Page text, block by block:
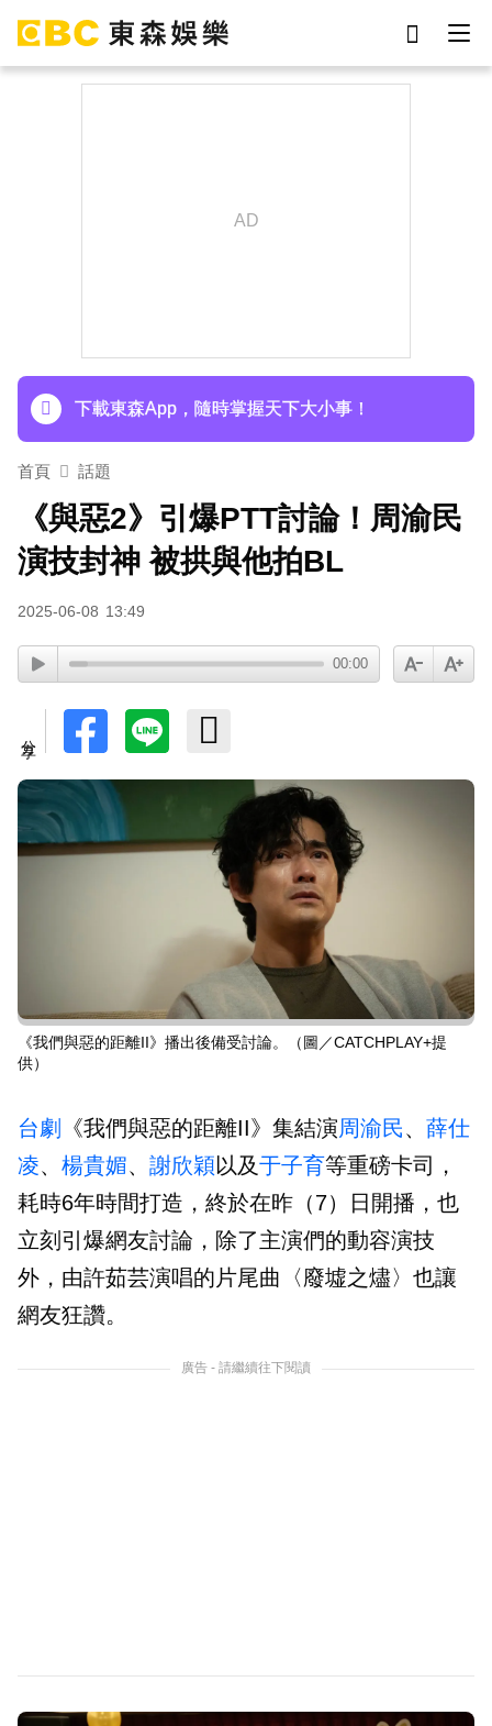
下載東森App，隨時掌握天下大小事！
首頁 話題
《與惡2》引爆PTT討論！周渝民
演技封神 被拱與他拍BL
2025-06-08 13:49
00:00
《我們與惡的距離II》播出後備受討論。（圖／CATCHPLAY+提
供）
台劇 《我們與惡的距離II》集結演周渝民、 薛仕
凌、 楊貴媚、 謝欣穎以及于子育等重磅卡司，
耗時6年時間打造，終於在昨（7）日開播，也
立刻引爆網友討論，除了主演們的動容演技
外，由許茹芸演唱的片尾曲〈廢墟之燼〉也讓
網友狂讚。
廣告 - 請繼續往下閱讀